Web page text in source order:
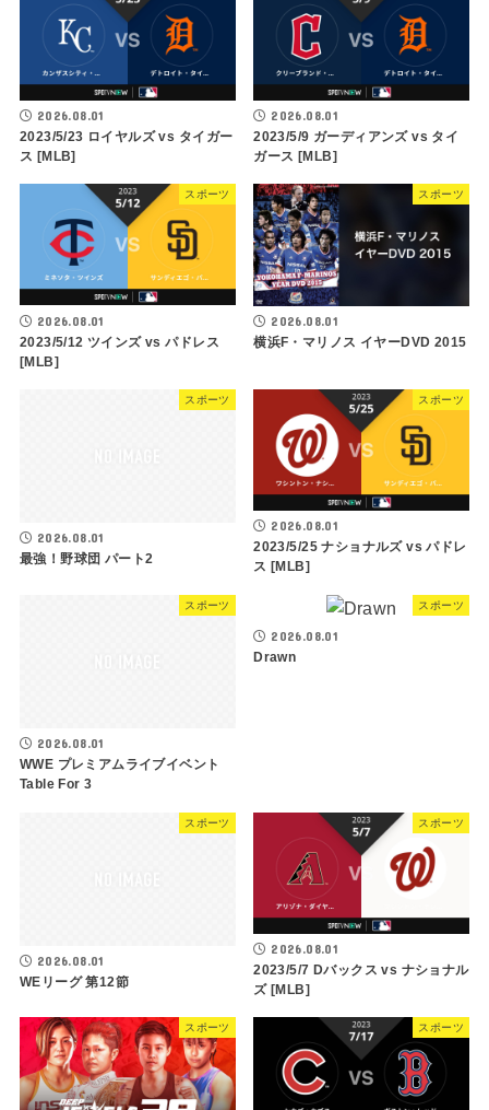
2026.08.01
2023/5/23 ロイヤルズ vs タイガー
ス [MLB]
2026.08.01
2023/5/9 ガーディアンズ vs タイ
ガース [MLB]
スポーツ
2026.08.01
2023/5/12 ツインズ vs パドレス
[MLB]
スポーツ
2026.08.01
横浜F・マリノス イヤーDVD 2015
スポーツ
2026.08.01
最強！野球団 パート2
スポーツ
2026.08.01
2023/5/25 ナショナルズ vs パドレ
ス [MLB]
スポーツ
2026.08.01
WWE プレミアムライブイベント
Table For 3
スポーツ
2026.08.01
Drawn
スポーツ
2026.08.01
WEリーグ 第12節
スポーツ
2026.08.01
2023/5/7 Dバックス vs ナショナル
ズ [MLB]
スポーツ スポーツ